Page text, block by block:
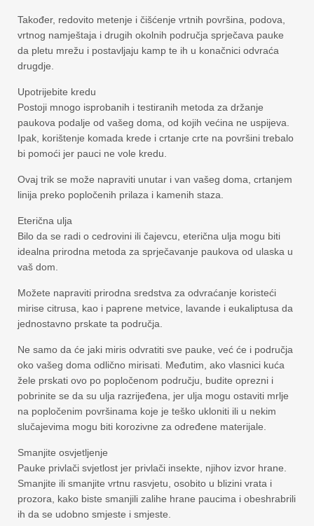
Također, redovito metenje i čišćenje vrtnih površina, podova,
vrtnog namještaja i drugih okolnih područja sprječava pauke
da pletu mrežu i postavljaju kamp te ih u konačnici odvraća
drugdje.
Upotrijebite kredu
Postoji mnogo isprobanih i testiranih metoda za držanje
paukova podalje od vašeg doma, od kojih većina ne uspijeva.
Ipak, korištenje komada krede i crtanje crte na površini trebalo
bi pomoći jer pauci ne vole kredu.
Ovaj trik se može napraviti unutar i van vašeg doma, crtanjem
linija preko popločenih prilaza i kamenih staza.
Eterična ulja
Bilo da se radi o cedrovini ili čajevcu, eterična ulja mogu biti
idealna prirodna metoda za sprječavanje paukova od ulaska u
vaš dom.
Možete napraviti prirodna sredstva za odvraćanje koristeći
mirise citrusa, kao i paprene metvice, lavande i eukaliptusa da
jednostavno prskate ta područja.
Ne samo da će jaki miris odvratiti sve pauke, već će i područja
oko vašeg doma odlično mirisati. Međutim, ako vlasnici kuća
žele prskati ovo po popločenom području, budite oprezni i
pobrinite se da su ulja razrijeđena, jer ulja mogu ostaviti mrlje
na popločenim površinama koje je teško ukloniti ili u nekim
slučajevima mogu biti korozivne za određene materijale.
Smanjite osvjetljenje
Pauke privlači svjetlost jer privlači insekte, njihov izvor hrane.
Smanjite ili smanjite vrtnu rasvjetu, osobito u blizini vrata i
prozora, kako biste smanjili zalihe hrane paucima i obeshrabrili
ih da se udobno smjeste i smjeste.